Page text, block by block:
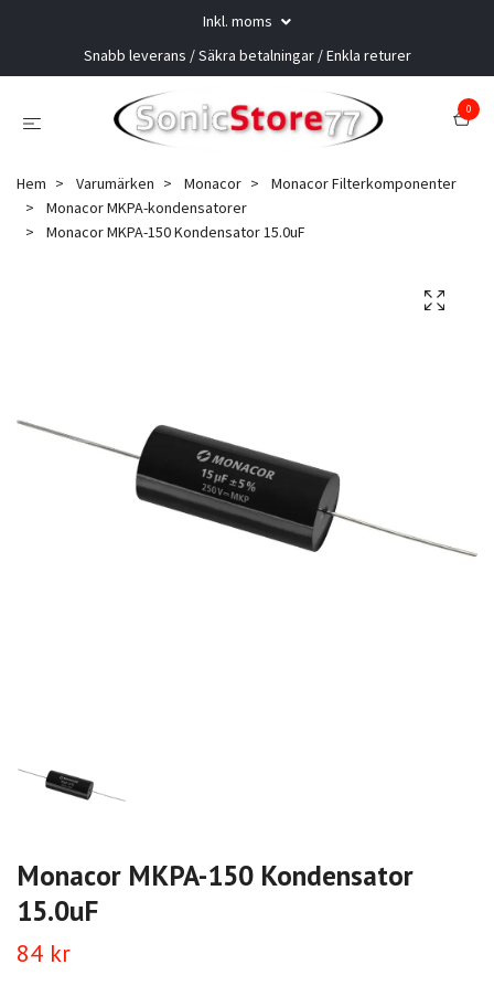
Inkl. moms
Snabb leverans / Säkra betalningar / Enkla returer
0
Hem Varumärken Monacor
Monacor Filterkomponenter
Monacor MKPA-kondensatorer
Monacor MKPA-150 Kondensator 15.0uF
Monacor MKPA-150 Kondensator
15.0uF
84 kr